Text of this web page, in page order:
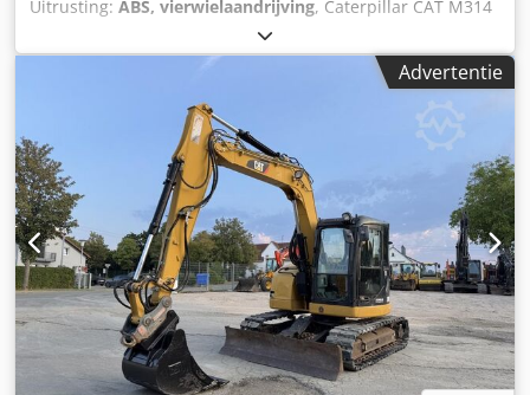
Uitrusting: ABS, vierwielaandrijving, Caterpillar CAT M314
mobiele graafmachine – bouwjaar 2021 – slechts 2.617
draaiuren. Crodpozmpxmsfx Ah Hjf Te koop aangeboden:
een Caterpillar M314 mobiele graafmachine in zeer goede
en direct inzetbare staat. Uitrusting: * Bouwjaar: 2021 *
Draaiuren: 2.617 * Airconditioning * Hydraulische
snelwisselsysteem * Centrale smeerinstallatie * Banden in
goede staat * Krachtige en zuinige CAT-dieselmotor De
machine is regelmatig onderhouden en verkeert zowel
technisch als optisch in zeer goede staat. Hij is direct
inzetbaar en ideaal geschikt voor grond-, weg- en
kanaalbouw, evenals voor algemene
grondwerkzaamheden. Bezichtiging en een proefrit zijn op
afspraak mogelijk. Transport kan op verzoek worden
georganiseerd.
Advertentie